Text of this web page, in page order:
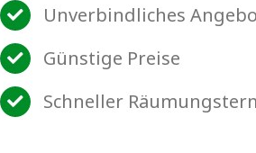
Unverbindliches
Günstige Preise
Schneller